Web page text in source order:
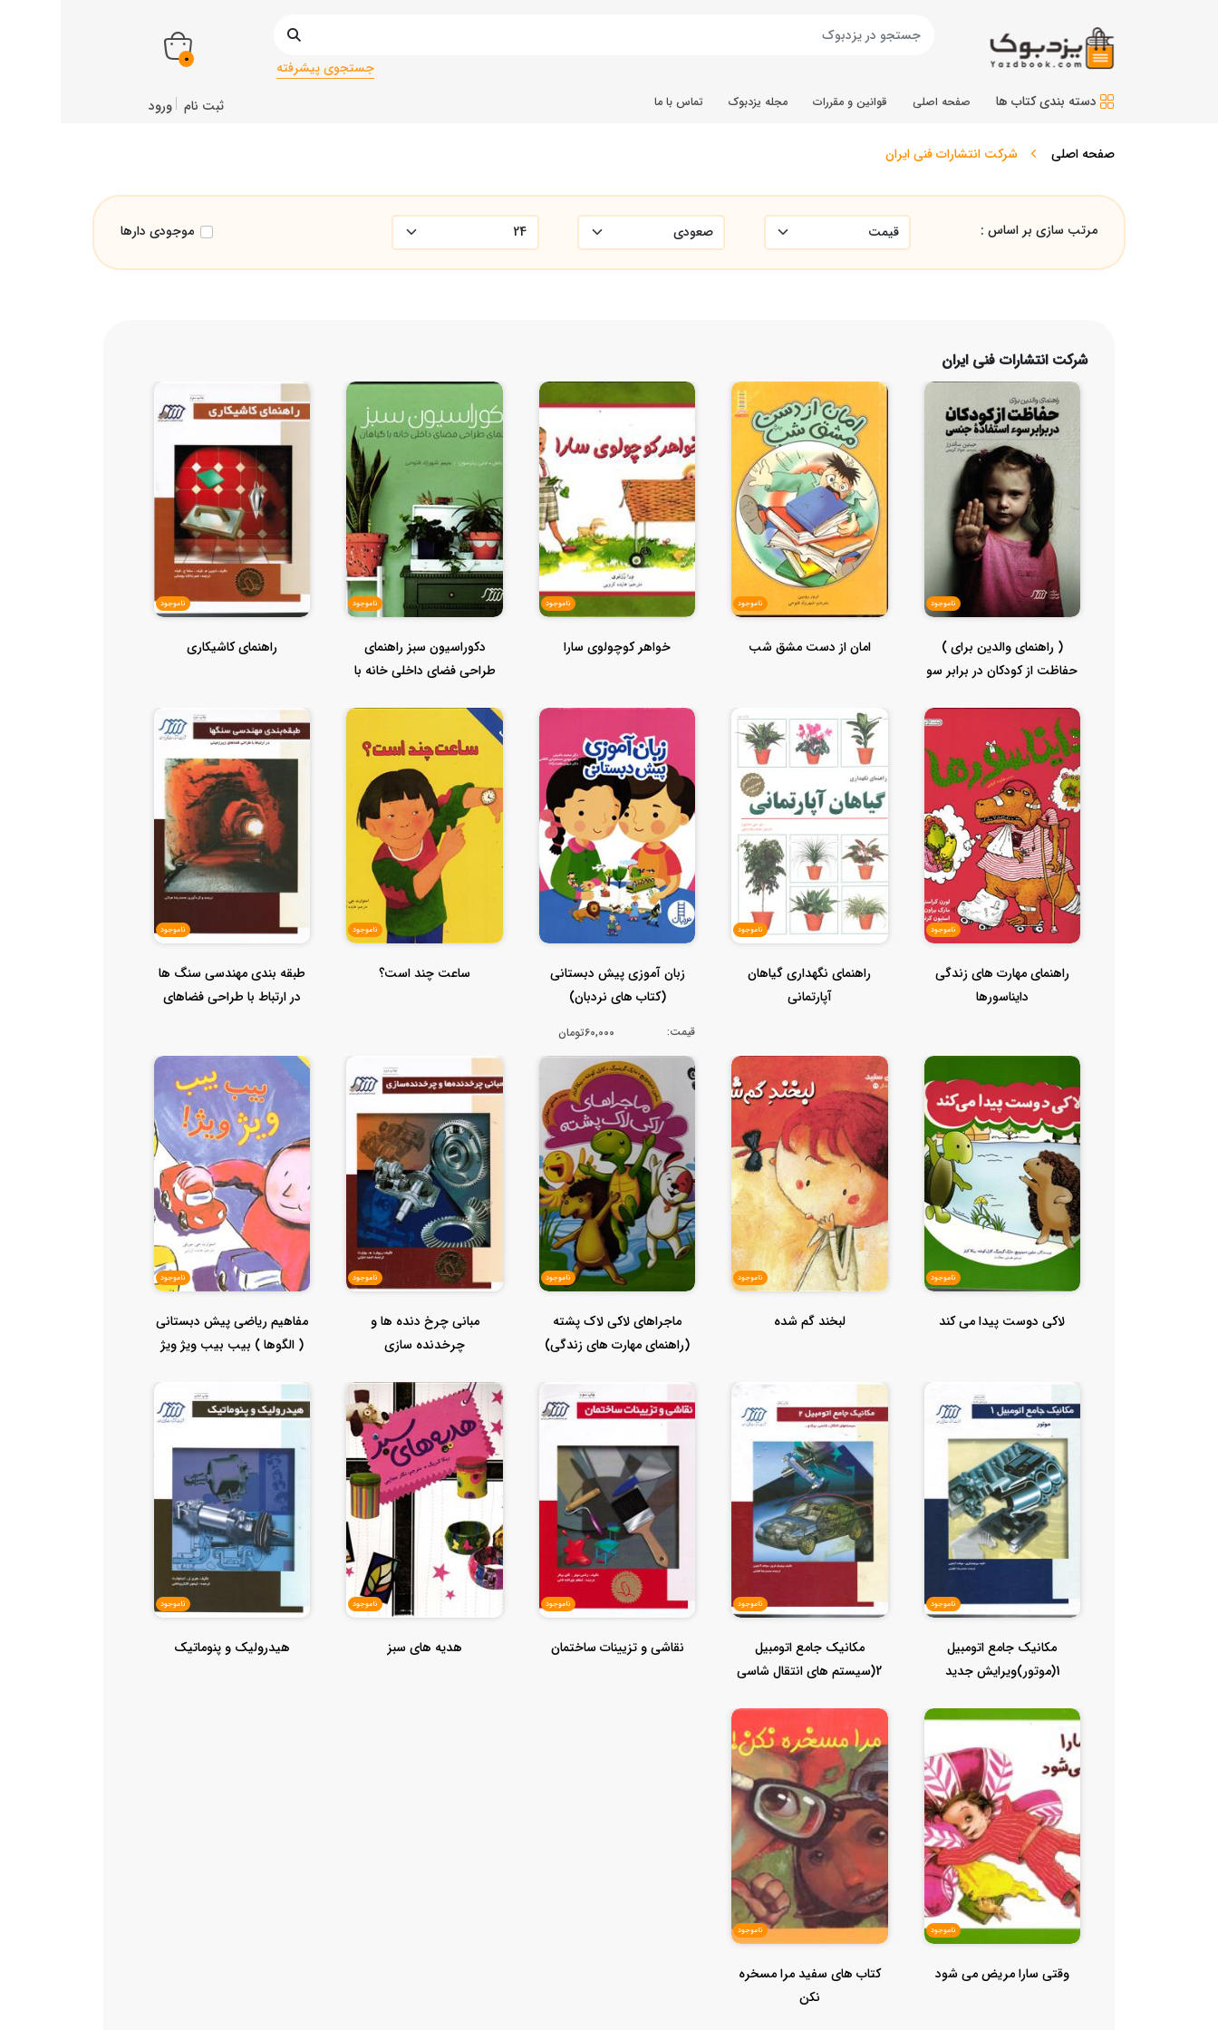
جستجوی پیشرفته 0
دسته بندی کتاب ها صفحه اصلی قوانین و مقررات مجله یزدبوک تماس با ما ثبت نام ورود
صفحه اصلی شرکت انتشارات فنی ایران
مرتب سازی بر اساس : موجودی دارها
شرکت انتشارات فنی ایران
ناموجود
( راهنمای والدین برای )
حفاظت از کودکان در برابر سو
ناموجود
امان از دست مشق شب
ناموجود
خواهر کوچولوی سارا
ناموجود
دکوراسیون سبز راهنمای
طراحی فضای داخلی خانه با
ناموجود
راهنمای کاشیکاری
ناموجود
راهنمای مهارت های زندگی
دایناسورها
ناموجود
راهنمای نگهداری گیاهان
آپارتمانی
زبان آموزی پیش دبستانی
(کتاب های نردبان)
قیمت: 60,000تومان
ناموجود
ساعت چند است؟
ناموجود
طبقه بندی مهندسی سنگ ها
در ارتباط با طراحی فضاهای
ناموجود
لاکی دوست پیدا می کند
ناموجود
لبخند گم شده
ناموجود
ماجراهای لاکی لاک پشته
(راهنمای مهارت های زندگی)
ناموجود
مبانی چرخ دنده ها و
چرخدنده سازی
ناموجود
مفاهیم ریاضی پیش دبستانی
( الگوها ) بیب بیب ویژ ویژ
ناموجود
مکانیک جامع اتومبیل
1(موتور)ویرایش جدید
ناموجود
مکانیک جامع اتومبیل
2(سیستم های انتقال شاسی
ناموجود
نقاشی و تزیینات ساختمان
ناموجود
هدیه های سبز
ناموجود
هیدرولیک و پنوماتیک
ناموجود
وقتی سارا مریض می شود
ناموجود
کتاب های سفید مرا مسخره
نکن